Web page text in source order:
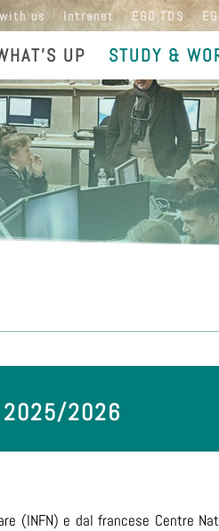
us Intranet EGO TDS
UP STUDY &
2025/2026
(INFN) e dal francese Centre